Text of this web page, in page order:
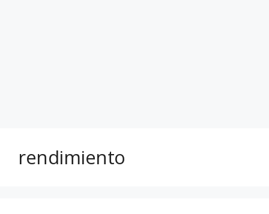
rendimiento